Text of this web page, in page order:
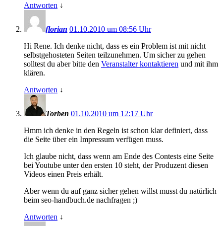
Antworten ↓
florian 01.10.2010 um 08:56 Uhr
Hi Rene. Ich denke nicht, dass es ein Problem ist mit nicht
selbstgehosteten Seiten teilzunehmen. Um sicher zu gehen
solltest du aber bitte den Veranstalter kontaktieren und mit ihm
klären.
Antworten ↓
Torben 01.10.2010 um 12:17 Uhr
Hmm ich denke in den Regeln ist schon klar definiert, dass
die Seite über ein Impressum verfügen muss.
Ich glaube nicht, dass wenn am Ende des Contests eine Seite
bei Youtube unter den ersten 10 steht, der Produzent diesen
Videos einen Preis erhält.
Aber wenn du auf ganz sicher gehen willst musst du natürlich
beim seo-handbuch.de nachfragen ;)
Antworten ↓